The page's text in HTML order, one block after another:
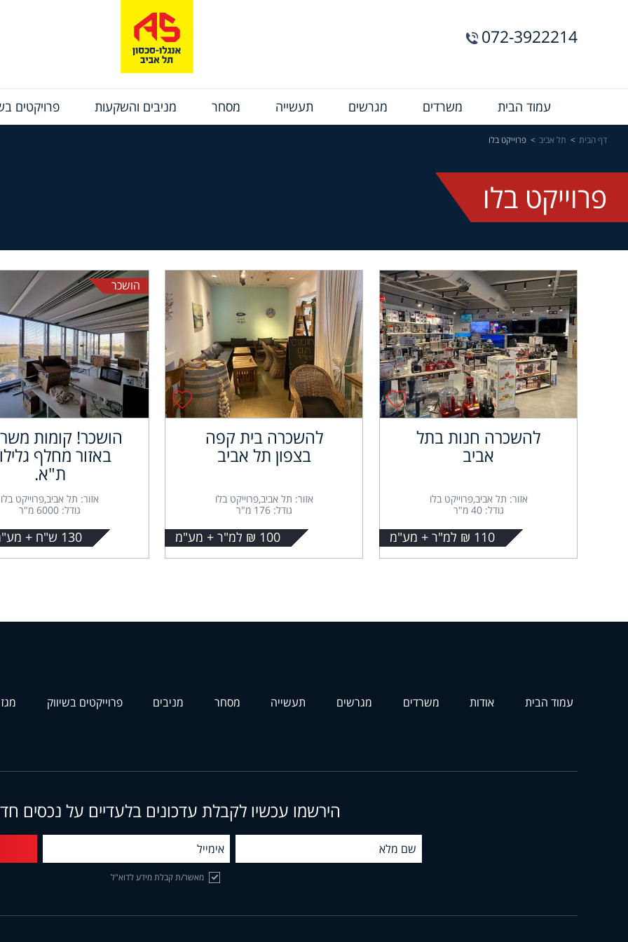
072-3922214
עמוד הבית משרדים מגרשים תעשייה מסחר מניבים והשקעות פרויקטים
דף הבית תל אביב פרוייקט בלו
פרוייקט בלו
להשכרה חנות בתל
אביב
אזור: תל אביב,פרוייקט בלו
גודל: 40 מ"ר
110 ₪ למ"ר + מע"מ
להשכרה בית קפה
בצפון תל אביב
אזור: תל אביב,פרוייקט בלו
גודל: 176 מ"ר
100 ₪ למ"ר + מע"מ
הושכר
הושכר! קומות
באזור מחלף
ת"א.
אזור: תל אביב,פרוייקט בלו
גודל: 6000 מ"ר
130 ש"ח + מע"מ למ"ר.
עמוד הבית אודות משרדים מגרשים תעשייה מסחר מניבים פרוייקטים בשיווק
הירשמו עכשיו לקבלת עדכונים בלעדיים על נכסים
מאשר/ת קבלת מידע לדוא"ל